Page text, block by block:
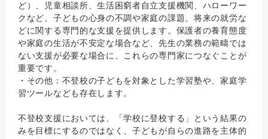
ど）、児童相談所、生活困窮者自立支援機関、ハローワー
クなど、子どもの心身の不調や家庭の課題、将来の就労な
どに関する専門的な支援を提供します。保護者の養育態度
や家庭の生活が不安定な場合など、先生の業務の範疇では
ない支援が必要な場合に、これらの専門家につなぐことが
重要です。
・その他：不登校の子どもを対象とした学習塾や、家庭学
習ツールなども存在します。
不登校支援においては、「学校に登校する」という結果の
みを目標にするのではなく、子どもが自らの進路を主体的